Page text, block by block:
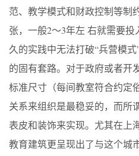
范、教学模式和财政控制等制
张，一般2～3年左 右就需要投
久的实践中无法打破“兵营模式
的固有套路。对于政府或者开
标准尺寸（每间教室符合约定
关系来组织是最稳妥的，而所
表皮和装饰来实现。尤其在上
教育建筑更呈现出了与这个城